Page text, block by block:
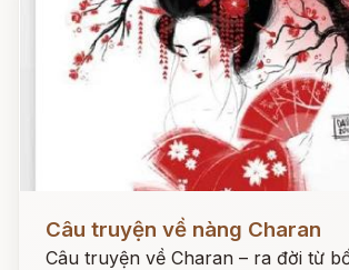
Câu truyện về nàng Charan
Câu truyện về Charan – ra đời từ